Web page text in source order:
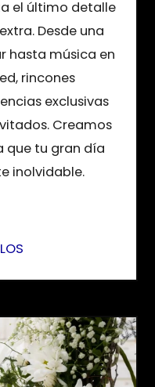
el último detalle
Desde una
hasta música en
rincones
exclusivas
Creamos
que tu gran día
inolvidable.